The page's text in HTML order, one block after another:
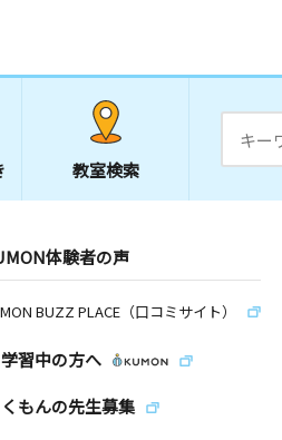
教室検索
体験者の声
BUZZ PLACE（口コミサイト）
学習中の方へ
くもんの先生募集